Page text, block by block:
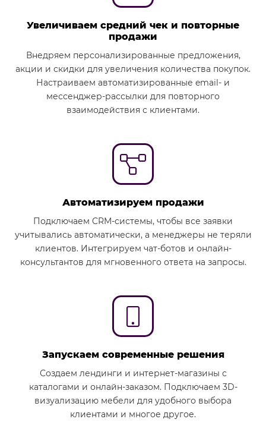
Увеличиваем средний чек и повторные
продажи
Внедряем персонализированные предложения,
акции и скидки для увеличения количества покупок.
Настраиваем автоматизированные email- и
мессенджер-рассылки для повторного
взаимодействия с клиентами.
Автоматизируем продажи
Подключаем CRM-системы, чтобы все заявки
учитывались автоматически, а менеджеры не теряли
клиентов. Интегрируем чат-ботов и онлайн-
консультантов для мгновенного ответа на запросы.
Запускаем современные решения
Создаем лендинги и интернет-магазины с
каталогами и онлайн-заказом. Подключаем 3D-
визуализацию мебели для удобного выбора
клиентами и многое другое.